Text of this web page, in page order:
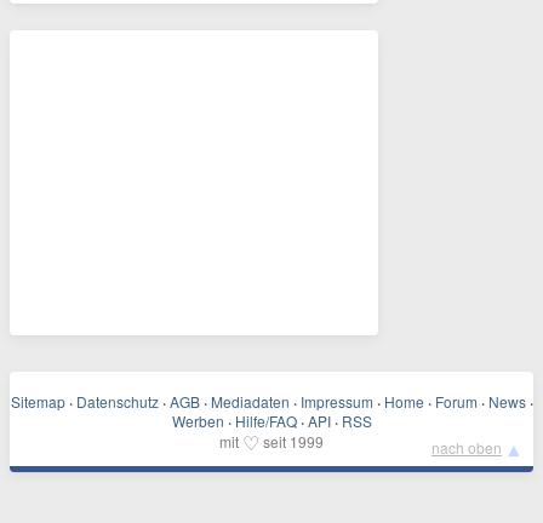
Sitemap · Datenschutz · AGB · Mediadaten · Impressum · Home · Forum · News ·
Werben · Hilfe/FAQ · API · RSS
mit ♡ seit 1999 nach oben ▲